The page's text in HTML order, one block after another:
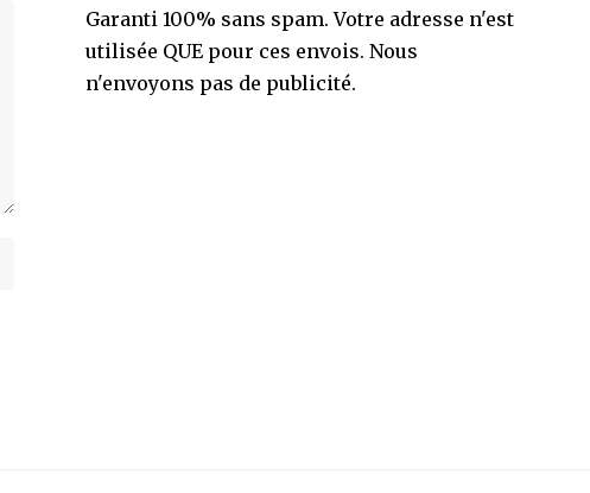
Garanti 100% sans spam. Votre adresse n'est
utilisée QUE pour ces envois. Nous
n'envoyons pas de publicité.